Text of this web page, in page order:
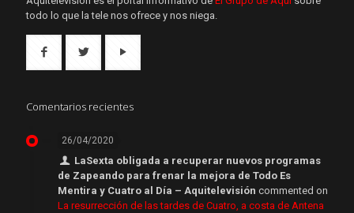
todo lo que la tele nos ofrece y nos niega.
Comentarios recientes
26/04/2020
LaSexta obligada a recuperar nuevos programas
de Zapeando para frenar la mejora de Todo Es
Mentira y Cuatro al Día – Aquitelevisión commented on
La resurrección de las tardes de Cuatro, a costa de Antena